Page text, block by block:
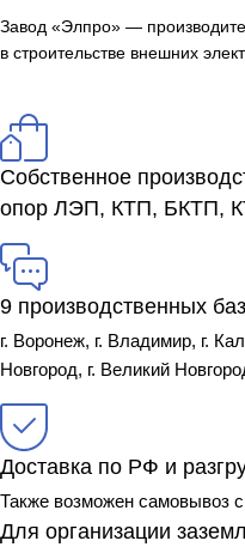
Завод «Элпро» —
в строительстве внешних
Собственное
опор ЛЭП, КТП, БКТП,
9 производственных баз
г. Воронеж, г. Владимир, г.
Новгород, г. Великий
Доставка по РФ и
Также возможен самовывоз
Для организации